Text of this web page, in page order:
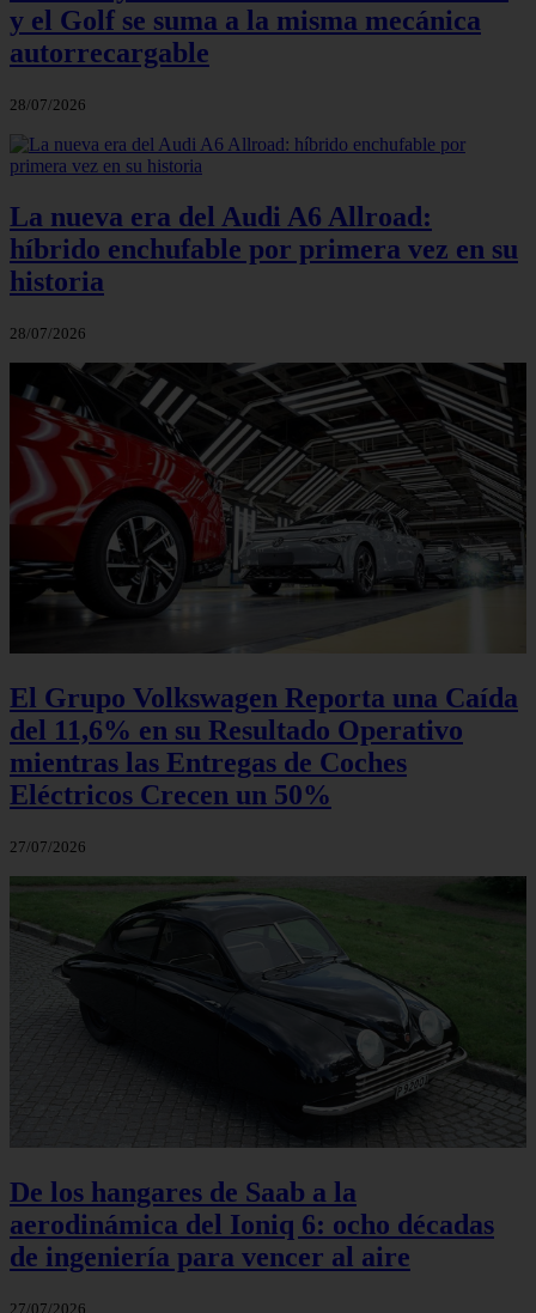
y el Golf se suma a la misma mecánica
autorrecargable
28/07/2026
La nueva era del Audi A6 Allroad:
híbrido enchufable por primera vez en su
historia
28/07/2026
El Grupo Volkswagen Reporta una Caída
del 11,6% en su Resultado Operativo
mientras las Entregas de Coches
Eléctricos Crecen un 50%
27/07/2026
De los hangares de Saab a la
aerodinámica del Ioniq 6: ocho décadas
de ingeniería para vencer al aire
27/07/2026